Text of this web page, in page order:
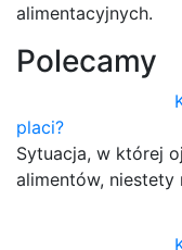
alimentacyjnych.
Polecamy
placi?
Sytuacja, w której
alimentów,